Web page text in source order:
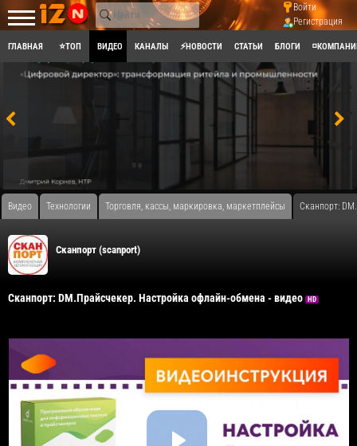
Войти
Регистрация
ГЛАВНАЯ ⭐ТОП ВИДЕО КАНАЛЫ ⚡НОВОСТИ СТАТЬИ БЛОГИ
Видео Технологии Торговля, кассы, маркировка, маркетплейсы Сканпорт:
Сканпорт (scanport)
Сканпорт: DM.Прайсчекер. Настройка офлайн-обмена - видео HD